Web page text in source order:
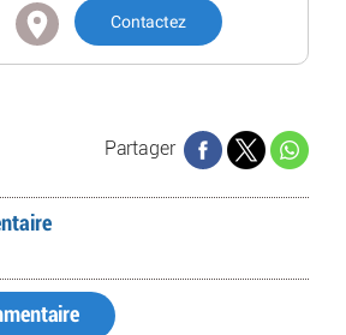
Contactez
Partager